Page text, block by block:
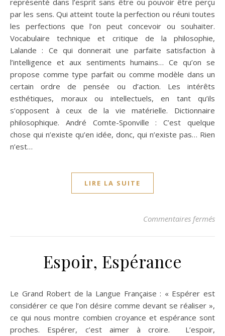
représenté dans l’esprit sans être ou pouvoir être perçu
par les sens. Qui atteint toute la perfection ou réuni toutes
les perfections que l’on peut concevoir ou souhaiter.
Vocabulaire technique et critique de la philosophie,
Lalande : Ce qui donnerait une parfaite satisfaction à
l’intelligence et aux sentiments humains… Ce qu’on se
propose comme type parfait ou comme modèle dans un
certain ordre de pensée ou d’action. Les intérêts
esthétiques, moraux ou intellectuels, en tant qu’ils
s’opposent à ceux de la vie matérielle. Dictionnaire
philosophique. André Comte-Sponville : C’est quelque
chose qui n’existe qu’en idée, donc, qui n’existe pas… Rien
n’est…
LIRE LA SUITE
Commentaires fermés
Espoir, Espérance
Le Grand Robert de la Langue Française : « Espérer est
considérer ce que l’on désire comme devant se réaliser »,
ce qui nous montre combien croyance et espérance sont
proches. Espérer, c’est aimer à croire. L’espoir,